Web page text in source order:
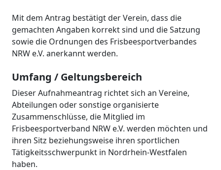
Mit dem Antrag bestätigt der Verein, dass die
gemachten Angaben korrekt sind und die Satzung
sowie die Ordnungen des Frisbeesportverbandes
NRW e.V. anerkannt werden.
Umfang / Geltungsbereich
Dieser Aufnahmeantrag richtet sich an Vereine,
Abteilungen oder sonstige organisierte
Zusammenschlüsse, die Mitglied im
Frisbeesportverband NRW e.V. werden möchten und
ihren Sitz beziehungsweise ihren sportlichen
Tätigkeitsschwerpunkt in Nordrhein-Westfalen
haben.